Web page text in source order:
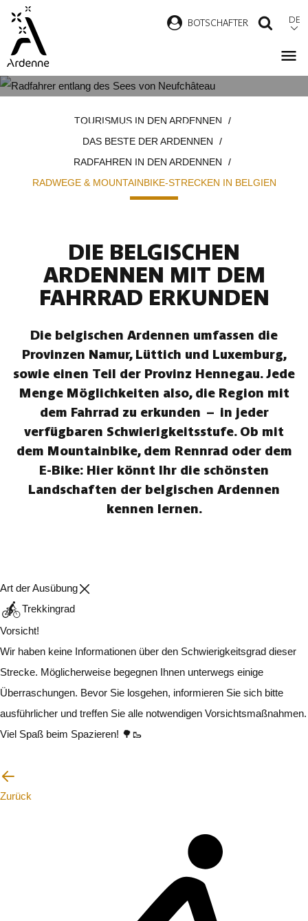
Direkt
zum
Inhalt
BOTSCHAFTER DE
STRECKEN IN BELGIEN
TOURISMUS IN DEN ARDENNEN
DAS BESTE DER ARDENNEN
RADFAHREN IN DEN ARDENNEN
RADWEGE & MOUNTAINBIKE-STRECKEN IN BELGIEN
DIE BELGISCHEN
ARDENNEN MIT DEM
FAHRRAD ERKUNDEN
Die belgischen Ardennen umfassen die
Provinzen Namur, Lüttich und Luxemburg,
sowie einen Teil der Provinz Hennegau. Jede
Menge Möglichkeiten also, die Region mit
dem Fahrrad zu erkunden – in jeder
verfügbaren Schwierigkeitsstufe. Ob mit
dem Mountainbike, dem Rennrad oder dem
E-Bike: Hier könnt Ihr die schönsten
Landschaften der belgischen Ardennen
kennen lernen.
Art der Ausübung
Trekkingrad
Vorsicht!
Wir haben keine Informationen über den Schwierigkeitsgrad dieser
Strecke. Möglicherweise begegnen Ihnen unterwegs einige
Überraschungen. Bevor Sie losgehen, informieren Sie sich bitte
ausführlicher und treffen Sie alle notwendigen Vorsichtsmaßnahmen.
Viel Spaß beim Spazieren! 🌳🥾
Zurück